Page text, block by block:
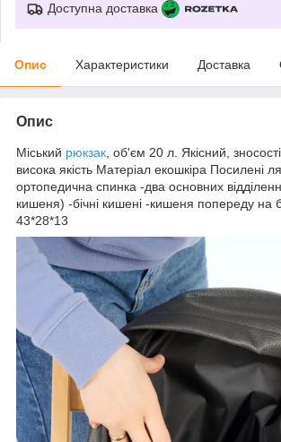
Доступна доставка
Опис Характеристики Доставка
Опис
Міський рюкзак , об'єм 20 л. Якісний,
висока якість Матеріал екошкіра Посилені
ортопедична спинка -два основних
кишеня) -бічні кишені -кишеня попереду на
43*28*13